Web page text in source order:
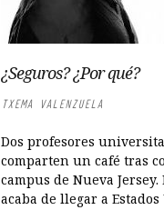
¿Seguros? ¿Por qué?
TXEMA VALENZUELA
Dos profesores
comparten un café tras
campus de Nueva
acaba de llegar a Estados